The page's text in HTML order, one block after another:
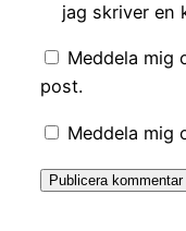
jag skriver en
Meddela mig
post.
Meddela mig